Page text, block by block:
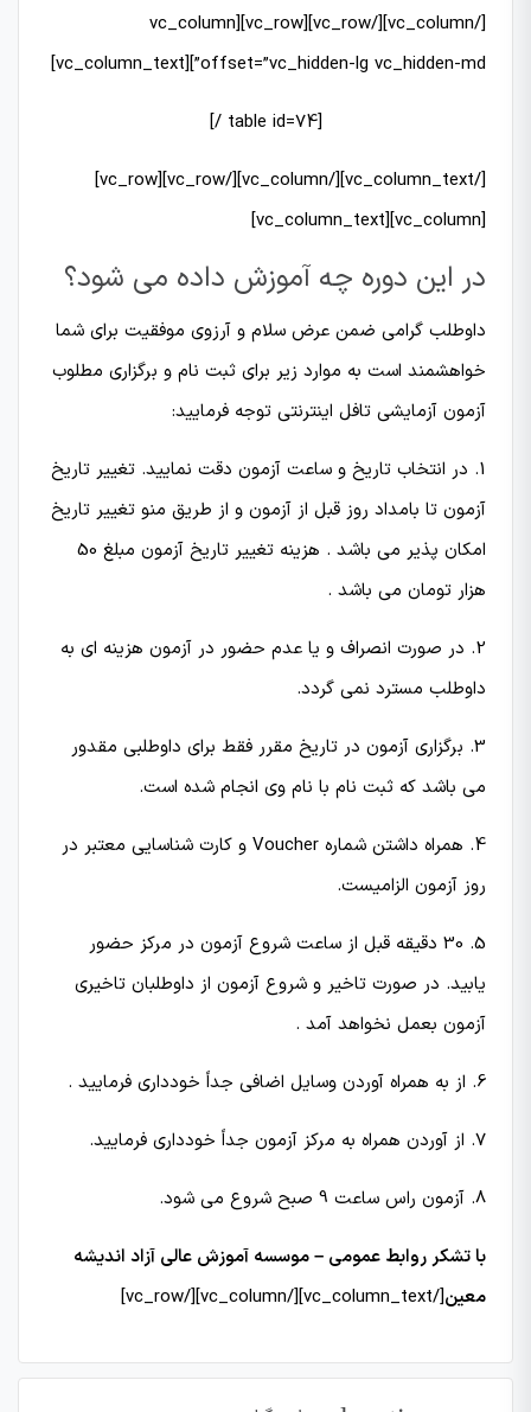
[/vc_column][/vc_row][vc_row][vc_column
offset=”vc_hidden-lg vc_hidden-md”][vc_column_text]
[table id=74 /]
[/vc_column_text][/vc_column][/vc_row][vc_row]
[vc_column][vc_column_text]
در این دوره چه آموزش داده می شود؟
داوطلب گرامی ضمن عرض سلام و آرزوی موفقیت برای شما
خواهشمند است به موارد زیر برای ثبت نام و برگزاری مطلوب
آزمون آزمایشی تافل اینترنتی توجه فرمایید:
1. در انتخاب تاریخ و ساعت آزمون دقت نمایید. تغییر تاریخ
آزمون تا بامداد روز قبل از آزمون و از طریق منو تغییر تاریخ
امکان پذیر می باشد . هزینه تغییر تاریخ آزمون مبلغ 50
هزار تومان می باشد .
2. در صورت انصراف و یا عدم حضور در آزمون هزینه ای به
داوطلب مسترد نمی گردد.
3. برگزاری آزمون در تاریخ مقرر فقط برای داوطلبی مقدور
می باشد که ثبت نام با نام وی انجام شده است.
4. همراه داشتن شماره Voucher و کارت شناسایی معتبر در
روز آزمون الزامیست.
5. 30 دقیقه قبل از ساعت شروع آزمون در مركز حضور
یابید. در صورت تاخیر و شروع آزمون از داوطلبان تاخیری
آزمون بعمل نخواهد آمد .
6. از به همراه آوردن وسایل اضافی جداً خودداری فرمایید .
7. از آوردن همراه به مركز آزمون جداً خودداری فرمایید.
8. آزمون راس ساعت 9 صبح شروع می شود.
با تشکر روابط عمومی – موسسه آموزش عالی آزاد اندیشه
معین[/vc_column_text][/vc_column][/vc_row]